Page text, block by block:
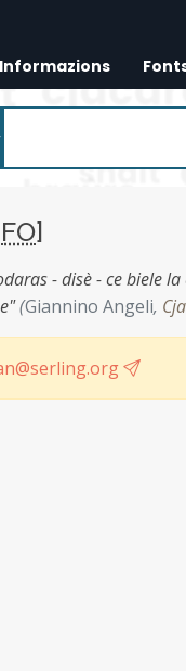
Informazions
FO]
- disè - ce biele
(Giannino Angeli,